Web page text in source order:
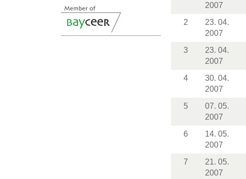
2007
2
23. 04.
2007
3
23. 04.
2007
4
30. 04.
2007
5
07. 05.
2007
6
14. 05.
2007
7
21. 05.
2007